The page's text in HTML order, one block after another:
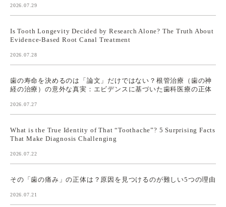
2026.07.29
Is Tooth Longevity Decided by Research Alone? The Truth About
Evidence-Based Root Canal Treatment
2026.07.28
歯の寿命を決めるのは「論文」だけではない？根管治療（歯の神
経の治療）の意外な真実：エビデンスに基づいた歯科医療の正体
2026.07.27
What is the True Identity of That “Toothache”? 5 Surprising Facts
That Make Diagnosis Challenging
2026.07.22
その「歯の痛み」の正体は？原因を見つけるのが難しい5つの理由
2026.07.21